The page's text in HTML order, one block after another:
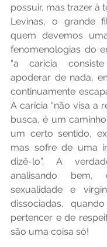
possuir, mas trazer à
Levinas, o grande
quem devemos
fenomenologias do
“a carícia
apoderar de nada,
continuamente
A carícia “não visa a
busca, é um
um certo sentido,
mas sofre de uma
dizê-lo”. A
analisando
sexualidade e
dissociadas,
pertencer e de
são uma coisa só!